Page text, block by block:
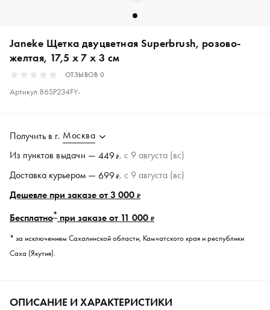
Janeke Щетка двуцветная Superbrush, розово-
желтая, 17,5 x 7 x 3 см
ОТЗЫВОВ 0
Артикул 86SP234FY-
Получить в г. Москва
Из пунктов выдачи — 449₽, c 9 августа (вс)
Доставка курьером — 699₽, c 9 августа (вс)
Дешевле при заказе от 3 000 ₽
Бесплатно* при заказе от 11 000 ₽
* за исключением Сахалинской области, Камчатского края и республики
Саха (Якутия).
ОПИСАНИЕ И ХАРАКТЕРИСТИКИ